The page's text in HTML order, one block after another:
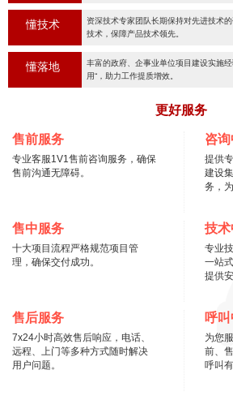
懂技术
资深技术专家团队长期保持对先进技术
技术，保障产品技术领先。
懂落地
丰富的政府、企事业单位项目建设实施
用“，助力工作提质增效。
更好服务
售前服务
专业客服1V1售前咨询服务，确保
售前沟通无障碍。
咨
提供
建设
务，
售中服务
十大项目流程严格规范项目管
理，确保交付成功。
技
专业
一站
提供
售后服务
7x24小时高效售后响应，电话、
远程、上门等多种方式随时解决
用户问题。
呼
为您
前、
呼叫